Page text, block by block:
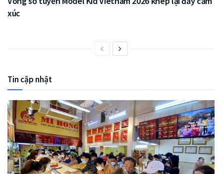
xúc
Tin cập nhật